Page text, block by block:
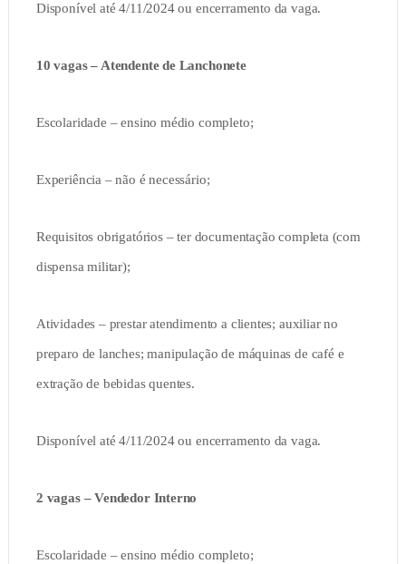
Disponível até 4/11/2024 ou encerramento da vaga.
10 vagas – Atendente de Lanchonete
Escolaridade – ensino médio completo;
Experiência – não é necessário;
Requisitos obrigatórios – ter documentação completa (com
dispensa militar);
Atividades – prestar atendimento a clientes; auxiliar no
preparo de lanches; manipulação de máquinas de café e
extração de bebidas quentes.
Disponível até 4/11/2024 ou encerramento da vaga.
2 vagas – Vendedor Interno
Escolaridade – ensino médio completo;